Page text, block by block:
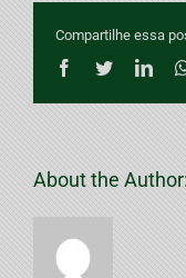
Compartilhe essa
Facebook
Twitter
About the